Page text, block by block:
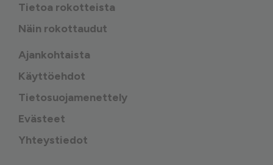
Tietoa rokotteista
Näin rokottaudut
Ajankohtaista
Käyttöehdot
Tietosuojamenettely
Evästeet
Yhteystiedot